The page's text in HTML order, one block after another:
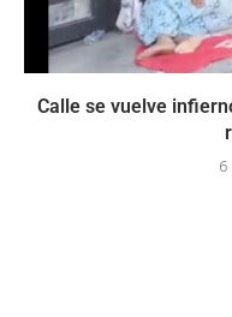
Calle se vuelve
6